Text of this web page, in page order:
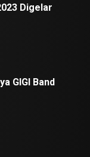
Digelar
GIGI Band